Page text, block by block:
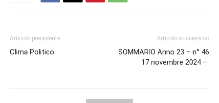
Articolo precedente
Clima Politico
Articolo successivo
SOMMARIO Anno 23 – n° 46
17 novembre 2024 –